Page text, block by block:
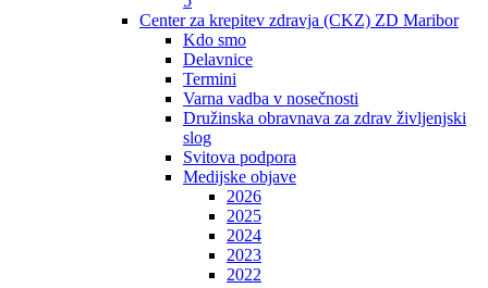
Center za krepitev zdravja (CKZ) ZD Maribor
Kdo smo
Delavnice
Termini
Varna vadba v nosečnosti
Družinska obravnava za zdrav življenjski
slog
Svitova podpora
Medijske objave
2026
2025
2024
2023
2022